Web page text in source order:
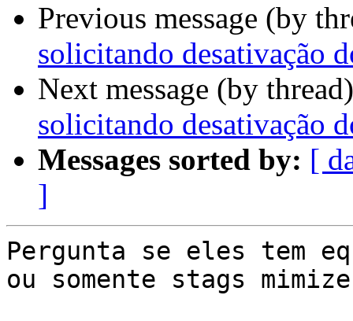
Previous message (by
solicitando desativação
Next message (by
solicitando desativação
Messages sorted by: [
]
Pergunta se eles tem
ou somente stags